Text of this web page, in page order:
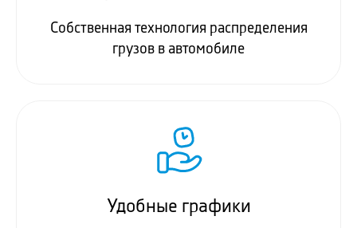
Собственная технология распределения
грузов в автомобиле
Удобные графики